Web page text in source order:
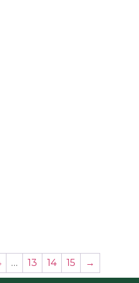
… 13 14 15 →